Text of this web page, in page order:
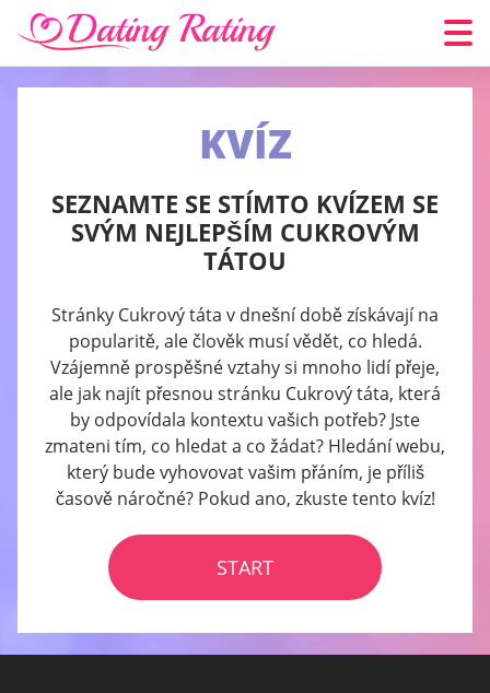
KVÍZ
SEZNAMTE SE STÍMTO KVÍZEM SE
SVÝM NEJLEPŠÍM CUKROVÝM
TÁTOU
Stránky Cukrový táta v dnešní době získávají na
popularitě, ale člověk musí vědět, co hledá.
Vzájemně prospěšné vztahy si mnoho lidí přeje,
ale jak najít přesnou stránku Cukrový táta, která
by odpovídala kontextu vašich potřeb? Jste
zmateni tím, co hledat a co žádat? Hledání webu,
který bude vyhovovat vašim přáním, je příliš
časově náročné? Pokud ano, zkuste tento kvíz!
START